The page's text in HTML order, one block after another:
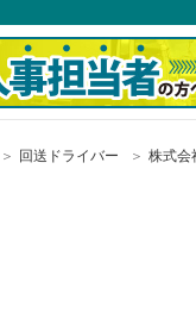
回送ドライバー 株式会